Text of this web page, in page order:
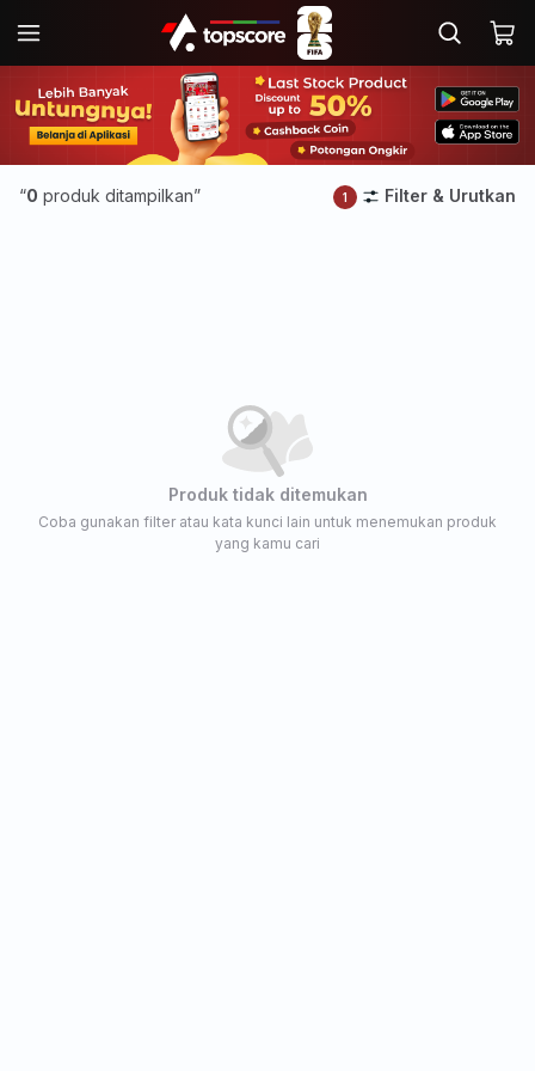
“0 produk ditampilkan” 1 Filter & Urutkan
Produk tidak ditemukan
Coba gunakan filter atau kata kunci lain untuk menemukan produk
yang kamu cari